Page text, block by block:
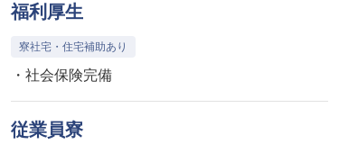
福利厚生
寮社宅・住宅補助あり
・社会保険完備
従業員寮